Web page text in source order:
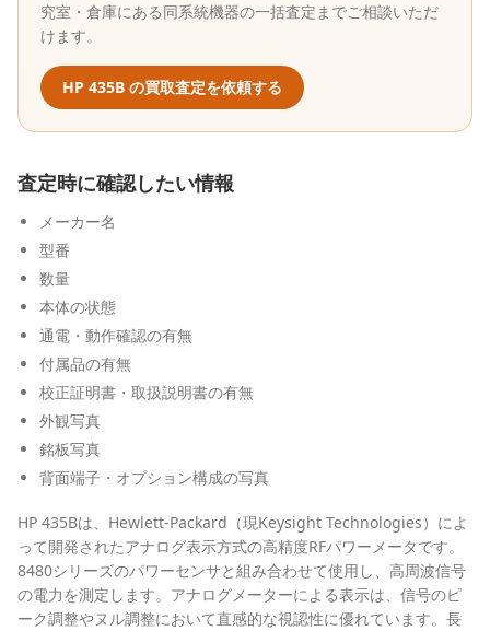
究室・倉庫にある同系統機器の一括査定までご相談いただ
けます。
HP 435B の買取査定を依頼する
査定時に確認したい情報
メーカー名
型番
数量
本体の状態
通電・動作確認の有無
付属品の有無
校正証明書・取扱説明書の有無
外観写真
銘板写真
背面端子・オプション構成の写真
HP 435Bは、Hewlett-Packard（現Keysight Technologies）によ
って開発されたアナログ表示方式の高精度RFパワーメータです。
8480シリーズのパワーセンサと組み合わせて使用し、高周波信号
の電力を測定します。アナログメーターによる表示は、信号のピ
ーク調整やヌル調整において直感的な視認性に優れています。長